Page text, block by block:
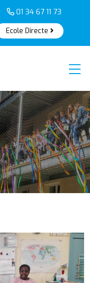
01 34 67 11 73
Ecole Directe